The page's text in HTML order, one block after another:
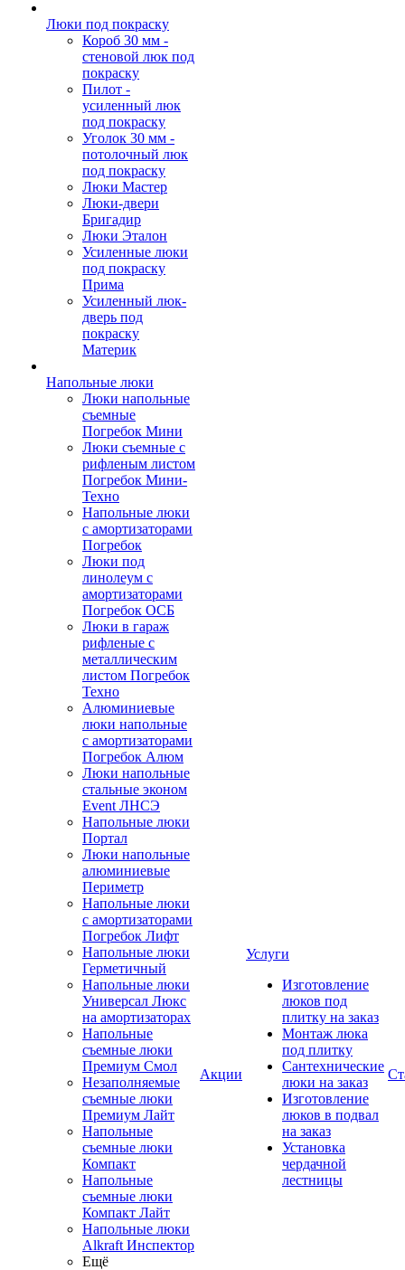
Люки под покраску
Короб 30 мм -
стеновой люк под
покраску
Пилот -
усиленный люк
под покраску
Уголок 30 мм -
потолочный люк
под покраску
Люки Мастер
Люки-двери
Бригадир
Люки Эталон
Усиленные люки
под покраску
Прима
Усиленный люк-
дверь под
покраску
Материк
Напольные люки
Люки напольные
съемные
Погребок Мини
Люки съемные с
рифленым листом
Погребок Мини-
Техно
Напольные люки
с амортизаторами
Погребок
Люки под
линолеум с
амортизаторами
Погребок ОСБ
Люки в гараж
рифленые с
металлическим
листом Погребок
Техно
Алюминиевые
люки напольные
с амортизаторами
Погребок Алюм
Люки напольные
стальные эконом
Event ЛНСЭ
Напольные люки
Портал
Люки напольные
алюминиевые
Периметр
Напольные люки
с амортизаторами
Погребок Лифт
Напольные люки
Герметичный
Напольные люки
Универсал Люкс
на амортизаторах
Напольные
съемные люки
Премиум Смол
Незаполняемые
съемные люки
Премиум Лайт
Напольные
съемные люки
Компакт
Напольные
съемные люки
Компакт Лайт
Напольные люки
Alkraft Инспектор
Ещё
Акции
Услуги
Изготовление
люков под
плитку на заказ
Монтаж люка
под плитку
Сантехнические
люки на заказ
Изготовление
люков в подвал
на заказ
Установка
чердачной
лестницы